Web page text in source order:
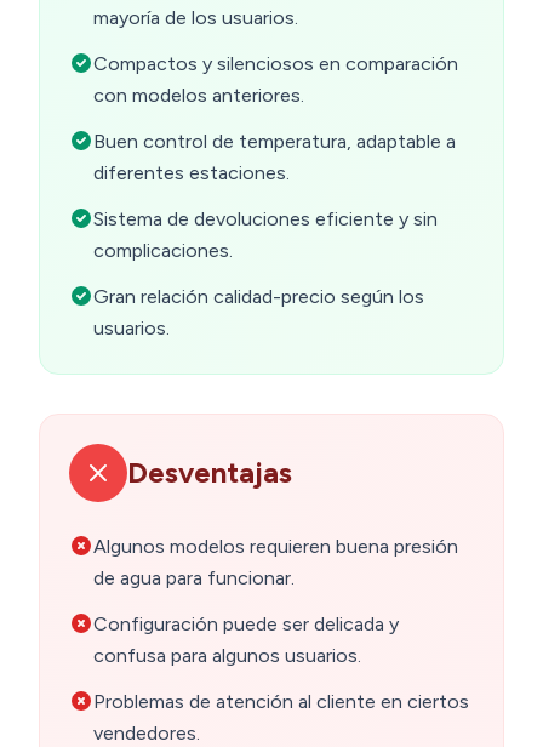
mayoría de los usuarios.
Compactos y silenciosos en comparación
con modelos anteriores.
Buen control de temperatura, adaptable a
diferentes estaciones.
Sistema de devoluciones eficiente y sin
complicaciones.
Gran relación calidad-precio según los
usuarios.
Desventajas
Algunos modelos requieren buena presión
de agua para funcionar.
Configuración puede ser delicada y
confusa para algunos usuarios.
Problemas de atención al cliente en ciertos
vendedores.